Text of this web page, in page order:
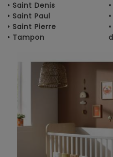
• Saint Denis
• Saint Paul
• Saint Pierre
• Tampon